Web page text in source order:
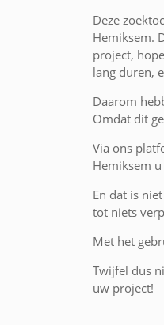
Deze
Hemiksem.
project,
lang duren,
Daarom
Omdat dit
Via ons
Hemiksem
En dat is
tot niets
Met het
Twijfel dus
uw project!